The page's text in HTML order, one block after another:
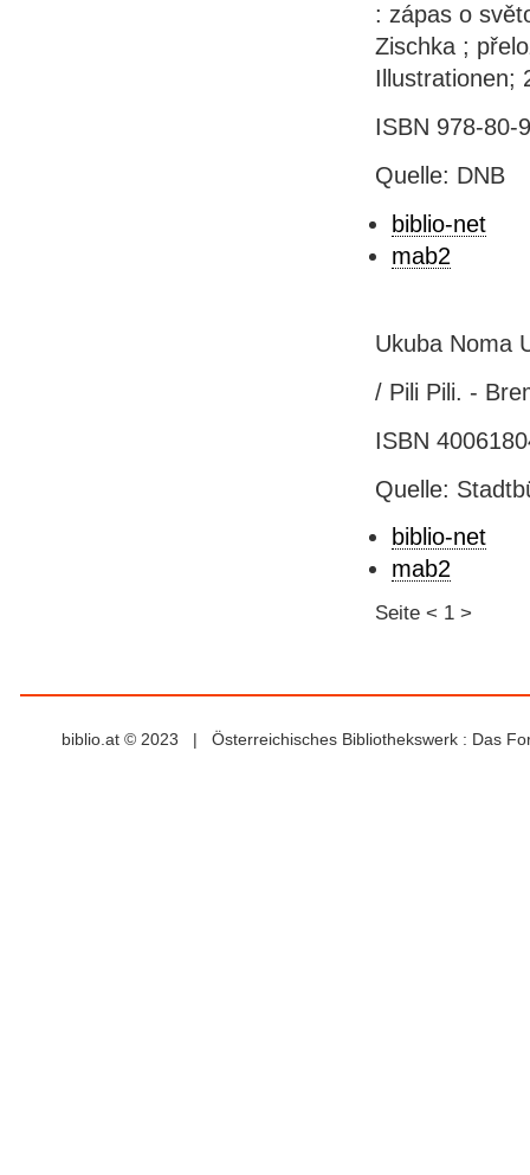
: zápas o
Zischka ;
Illustrationen;
ISBN 978-80-
Quelle: DNB
biblio-net
mab2
Ukuba Noma
/ Pili Pili. -
ISBN
Quelle:
biblio-net
mab2
Seite < 1 >
biblio.at © 2023 | Österreichisches Bibliothekswerk : Das